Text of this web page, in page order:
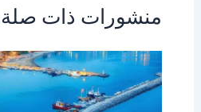
منشورات ذات صلة